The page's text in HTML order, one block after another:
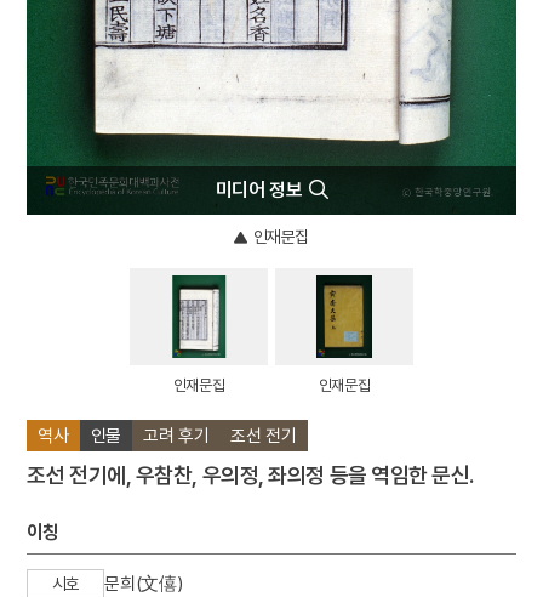
역사 인물 고려 후기 조선 전기
조선 전기에, 우참찬, 우의정, 좌의정 등을 역임한 문신.
이칭
시호 문희(文僖)
미디어 정보
인재문집
인재문집 인재문집